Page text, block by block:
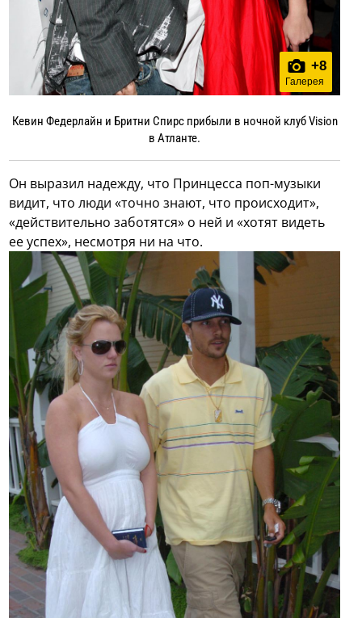
+8
Галерея
Кевин Федерлайн и Бритни Спирс прибыли в ночной клуб Vision
в Атланте.
Он выразил надежду, что Принцесса поп-музыки
видит, что люди «точно знают, что происходит»,
«действительно заботятся» о ней и «хотят видеть
ее успех», несмотря ни на что.